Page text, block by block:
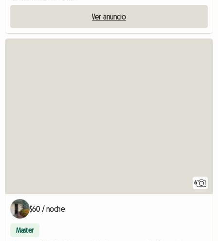
Ver anuncio
6
$60 / noche
Master